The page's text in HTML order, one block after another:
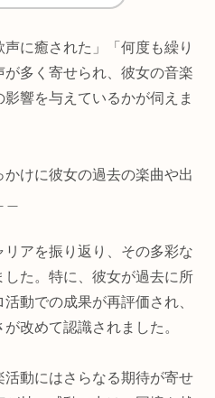
に癒された」「何度も繰り
多く寄せられ、彼女の音楽
響を与えているかが伺えま
けに彼女の過去の楽曲や出
アを振り返り、その多彩な
た。特に、彼女が過去に所
動での成果が再評価され、
改めて認識されました。
動にはさらなる期待が寄せ